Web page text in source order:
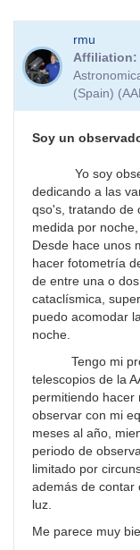
rmu
Affiliation
(Spain)
Soy un
Yo soy
dedicando a las
qso's, tratando de
medida por
Desde hace unos
hacer fotometría
de entre una o
cataclísmica,
puedo acomodar
noche.
Tengo mi
telescopios de la
permitiendo hacer
observar con mi
meses al año,
periodo de
limitado por
además de contar
luz.
Me parece muy